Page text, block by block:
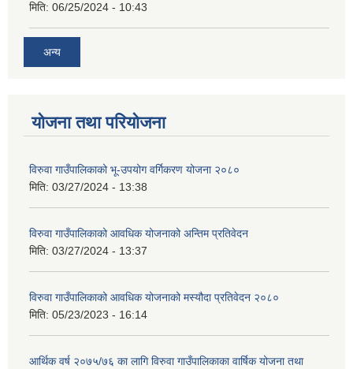
मिति: 06/25/2024 - 10:43
अन्य
योजना तथा परियोजना
विरुवा गाउँपालिकाको भू-उपयोग वर्गिकरण योजना २०८०
मिति: 03/27/2024 - 13:38
विरुवा गाउँपालिकाको आवधिक योजनाको अन्तिम प्रतिवेदन
मिति: 03/27/2024 - 13:37
विरुवा गाउँपालिकाको आवधिक योजनाको मस्यौदा प्रतिवेदन २०८०
मिति: 05/23/2023 - 16:14
आर्थिक वर्ष २०७५/७६ का लागि विरुवा गाउँपालिकाका वार्षिक योजना तथा